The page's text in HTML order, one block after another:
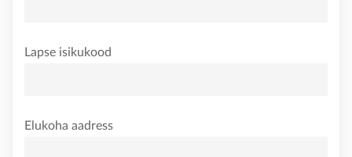
Lapse isikukood
Elukoha aadress